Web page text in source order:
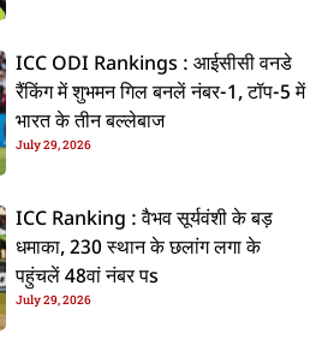
ICC ODI Rankings : आईसीसी वनडे
रैंकिंग में शुभमन गिल बनलें नंबर-1, टॉप-5 में
भारत के तीन बल्लेबाज
July 29, 2026
ICC Ranking : वैभव सूर्यवंशी के बड़
धमाका, 230 स्थान के छलांग लगा के
पहुंचलें 48वां नंबर पs
July 29, 2026